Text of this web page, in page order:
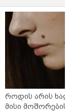
როდის არის
მისი მოშორების